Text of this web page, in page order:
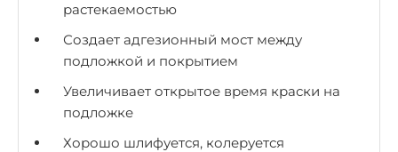
растекаемостью
Создает адгезионный мост между
подложкой и покрытием
Увеличивает открытое время краски на
подложке
Хорошо шлифуется, колеруется